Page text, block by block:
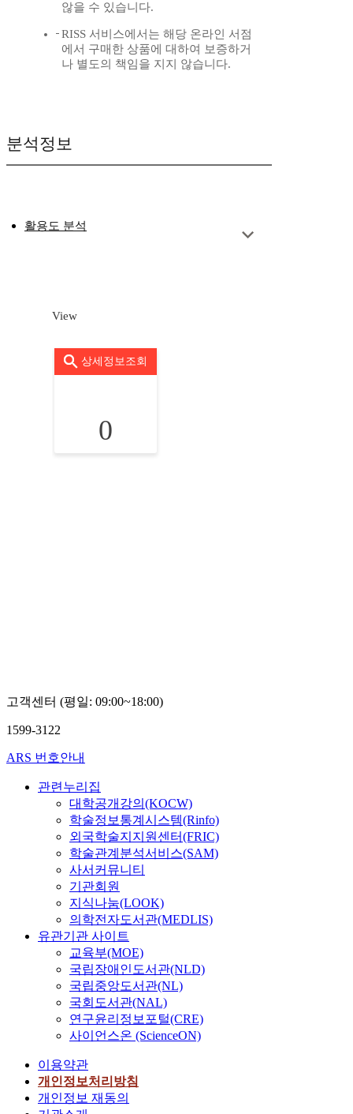
않을 수 있습니다.
RISS 서비스에서는 해당 온라인 서점
에서 구매한 상품에 대하여 보증하거
나 별도의 책임을 지지 않습니다.
분석정보
활용도 분석
View
상세정보조회
0
고객센터 (평일: 09:00~18:00)
1599-3122
ARS 번호안내
관련누리집
대학공개강의(KOCW)
학술정보통계시스템(Rinfo)
외국학술지지원센터(FRIC)
학술관계분석서비스(SAM)
사서커뮤니티
기관회원
지식나눔(LOOK)
의학전자도서관(MEDLIS)
유관기관 사이트
교육부(MOE)
국립장애인도서관(NLD)
국립중앙도서관(NL)
국회도서관(NAL)
연구윤리정보포털(CRE)
사이언스온 (ScienceON)
이용약관
개인정보처리방침
개인정보 재동의